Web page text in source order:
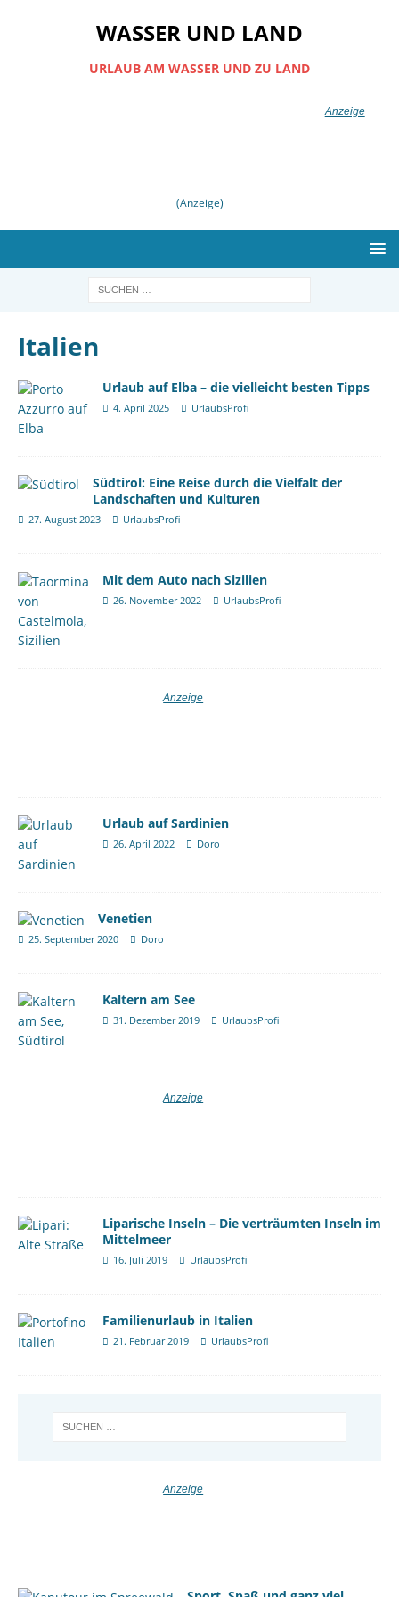
WASSER UND LAND
URLAUB AM WASSER UND ZU LAND
(Anzeige)
Italien
Urlaub auf Elba – die vielleicht besten Tipps
4. April 2025 UrlaubsProfi
Südtirol: Eine Reise durch die Vielfalt der
Landschaften und Kulturen
27. August 2023 UrlaubsProfi
Mit dem Auto nach Sizilien
26. November 2022 UrlaubsProfi
Urlaub auf Sardinien
26. April 2022 Doro
Venetien
25. September 2020 Doro
Kaltern am See
31. Dezember 2019 UrlaubsProfi
Liparische Inseln – Die verträumten Inseln im
Mittelmeer
16. Juli 2019 UrlaubsProfi
Familienurlaub in Italien
21. Februar 2019 UrlaubsProfi